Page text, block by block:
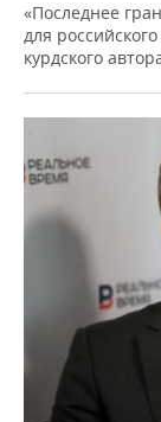
«Последнее
для
курдского